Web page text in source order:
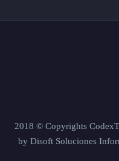
2018 © Copyrights
by Disoft Soluciones